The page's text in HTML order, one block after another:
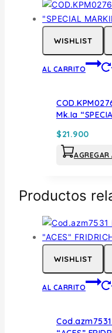
WISHLIST
AL CARRITO
Mk.Ia
$21.900
AGREGAR
Productos
WISHLIST
AL CARRITO
Cod.azm7531